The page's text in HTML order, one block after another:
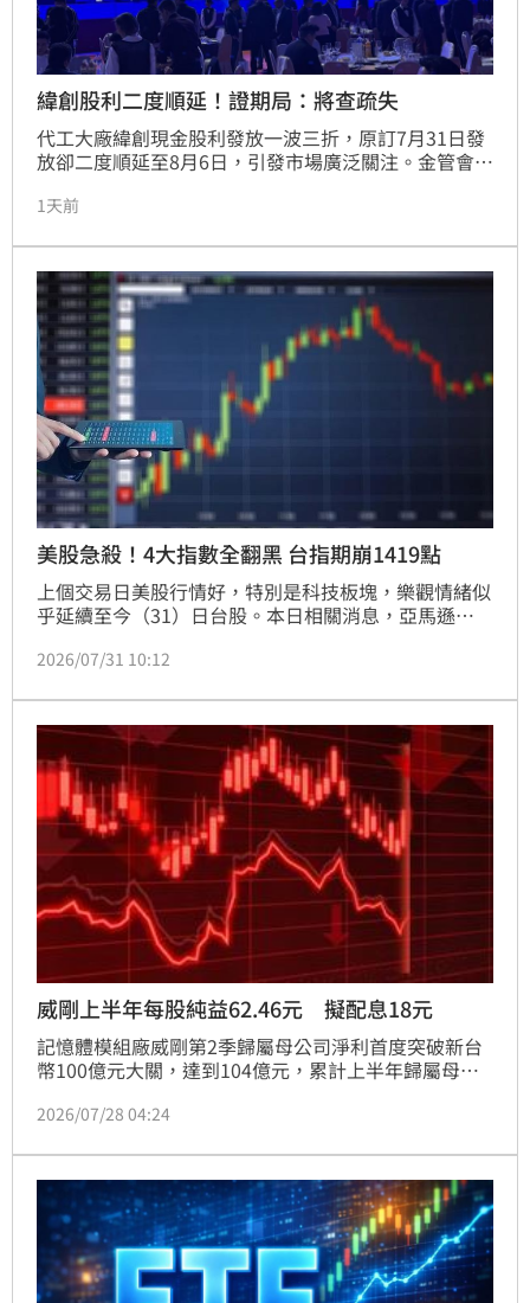
緯創股利二度順延！證期局：將查疏失
代工大廠緯創現金股利發放一波三折，原訂7月31日發
放卻二度順延至8月6日，引發市場廣泛關注。金管會證
保結算所介入調查，釐清是否有內控或作業流程疏失。
調，若調查確有嚴重疏失，最重將依法收回緯創「自辦
股務」資格，屆時公司將被迫委外辦理，進而增加相關
作業成本。目前全台自辦股務企業僅剩少數，此事件也
再度凸顯企業股務作業內控的重要性，主管機關將持續
監管以維護股東權益。
1天前
美股急殺！4大指數全翻黑 台指期崩1419點
上個交易日美股行情好，特別是科技板塊，樂觀情緒似
乎延續至今（31）日台股。本日相關消息，亞馬遜
長，也許可激勵AI伺服器與雲端基礎建設需求；另外，
意與英特爾（Intel）抗衡。開盤後不到1小時，美股4
大指數突全面翻黑，台指期夜盤也走跌。
2026/07/31 10:12
威剛上半年每股純益62.46元 擬配息18元
記憶體模組廠威剛第2季歸屬母公司淨利首度突破新台
幣100億元大關，達到104億元，累計上半年歸屬母公
年盈餘每股配發現金股利18元。
2026/07/28 04:24